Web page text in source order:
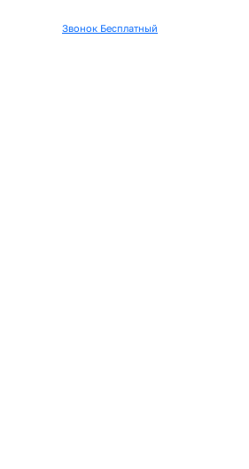
Звонок Бесплатный